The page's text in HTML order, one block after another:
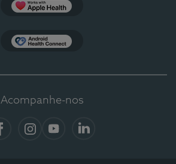
Acompanhe-nos